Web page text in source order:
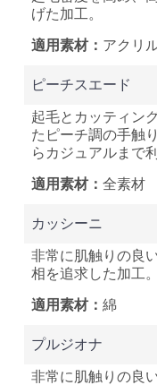
げた加工。
アクリ
ピーチスエード
起毛とカッティン
たピーチ調の手触
らカジュアルまで
全素材
カッシーニ
非常に肌触りの良
相を追求した加工。
綿
プルジオナ
非常に肌触りの良